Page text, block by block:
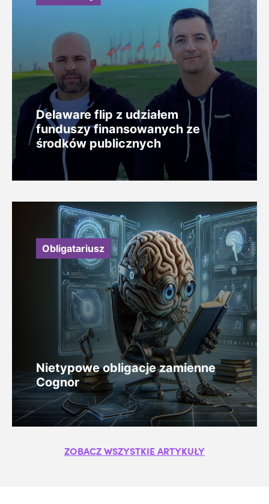
Delaware flip z udziałem
funduszy finansowanych ze
środków publicznych
Obligatariusz
Nietypowe obligacje zamienne
Cognor
ZOBACZ WSZYSTKIE ARTYKUŁY